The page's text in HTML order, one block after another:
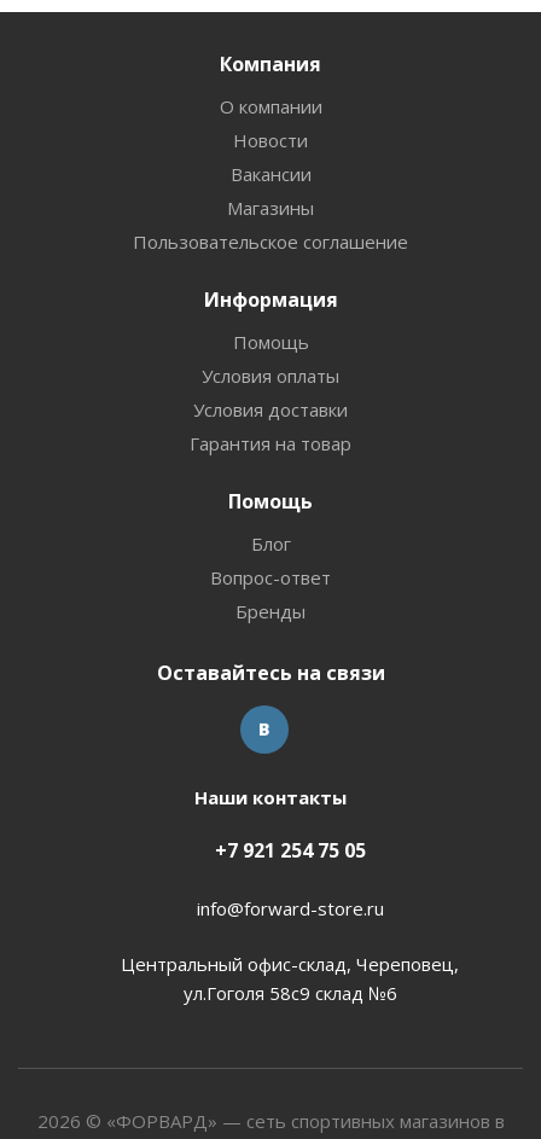
Компания
О компании
Новости
Вакансии
Магазины
Пользовательское соглашение
Информация
Помощь
Условия оплаты
Условия доставки
Гарантия на товар
Помощь
Блог
Вопрос-ответ
Бренды
Оставайтесь на связи
Наши контакты
+7 921 254 75 05
info@forward-store.ru
Центральный офис-склад, Череповец,
ул.Гоголя 58с9 склад №6
2026 © «ФОРВАРД» — сеть спортивных магазинов в